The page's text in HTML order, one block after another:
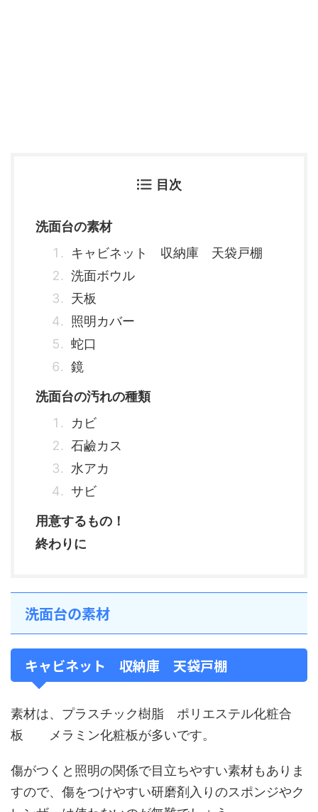
目次
洗面台の素材
キャビネット 収納庫 天袋戸棚
洗面ボウル
天板
照明カバー
蛇口
鏡
洗面台の汚れの種類
カビ
石鹼カス
水アカ
サビ
用意するもの！
終わりに
洗面台の素材
キャビネット 収納庫 天袋戸棚
素材は、プラスチック樹脂 ポリエステル化粧合
板 メラミン化粧板が多いです。
傷がつくと照明の関係で目立ちやすい素材もありま
すので、傷をつけやすい研磨剤入りのスポンジやク